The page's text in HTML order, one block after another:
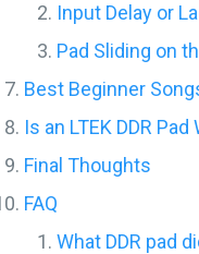
Input Delay or
Pad Sliding on
Best Beginner
Is an LTEK DDR
Final Thoughts
FAQ
What DDR pad